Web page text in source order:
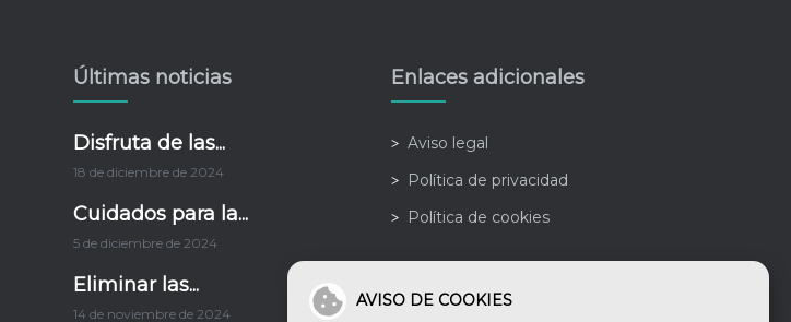
Últimas noticias
Disfruta de las...
18 de diciembre de 2024
Cuidados para la...
5 de diciembre de 2024
Eliminar las...
14 de noviembre de 2024
Enlaces adicionales
Aviso legal
Política de privacidad
Política de cookies
AVISO DE COOKIES